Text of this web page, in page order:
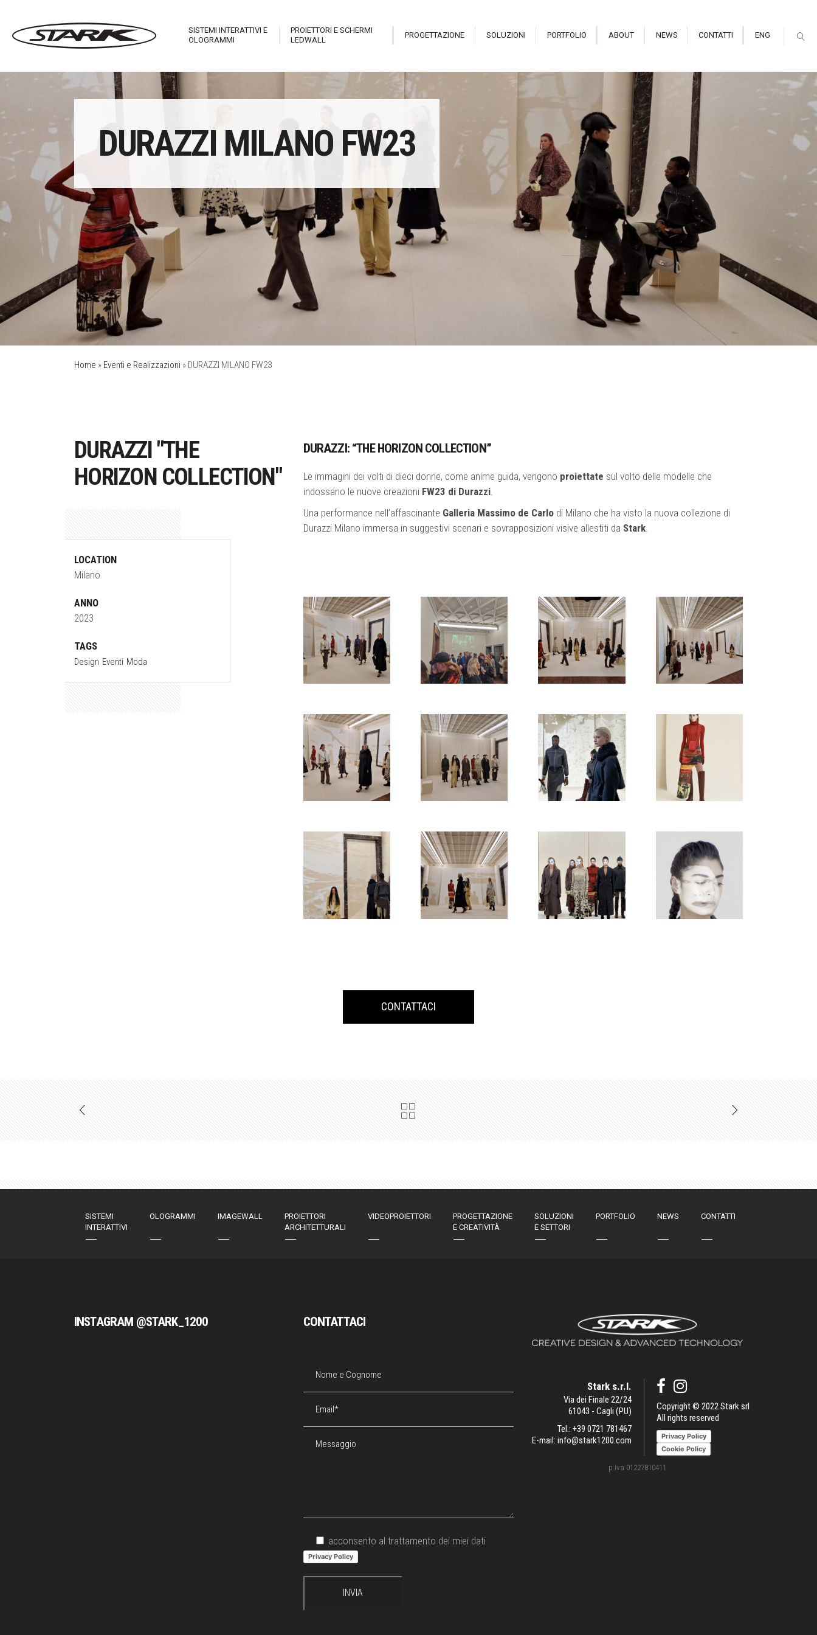
SISTEMI INTERATTIVI E
OLOGRAMMI
Stark Interactive Library
Stark Matrix Touch
Stark Reveal
Hologram Open Frame
Stark Holo Wall
Hologram
PROIETTORI E SCHERMI
LEDWALL
Arredi Tecnologici
Stark C-Table
New Theatre
Cannon
Sala immersiva e Planetarium
Proiettori Indoor
Proiettori Outdoor alte prestazioni
Videomapping
PROGETTAZIONE SOLUZIONI PORTFOLIO ABOUT NEWS CONTATTI ENG
DURAZZI MILANO FW23
Home » Eventi e Realizzazioni » DURAZZI MILANO FW23
DURAZZI "THE
HORIZON COLLECTION"
LOCATION
Milano
ANNO
2023
TAGS
Design Eventi Moda
DURAZZI: “THE HORIZON COLLECTION”
Le immagini dei volti di dieci donne, come anime guida, vengono proiettate sul volto delle modelle che
indossano le nuove creazioni FW23 di Durazzi.
Una performance nell’affascinante Galleria Massimo de Carlodi Milano che ha visto la nuova collezione di
Durazzi Milano immersa in suggestivi scenari e sovrapposizioni visive allestiti da Stark.
CONTATTACI
SISTEMI
INTERATTIVI
OLOGRAMMI IMAGEWALL
PROIETTORI
ARCHITETTURALI
VIDEOPROIETTORI
PROGETTAZIONE
E CREATIVITÀ
SOLUZIONI
E SETTORI
PORTFOLIO NEWS CONTATTI
INSTAGRAM @STARK_1200 CONTATTACI
acconsento al trattamento dei miei dati
Privacy Policy
Stark s.r.l.
Via dei Finale 22/24
61043 - Cagli (PU)
Tel.:+39 0721 781467
E-mail:info@stark1200.com
Copyright © 2022 Stark srl
All rights reserved
Privacy Policy
Cookie Policy
p.iva 01227810411